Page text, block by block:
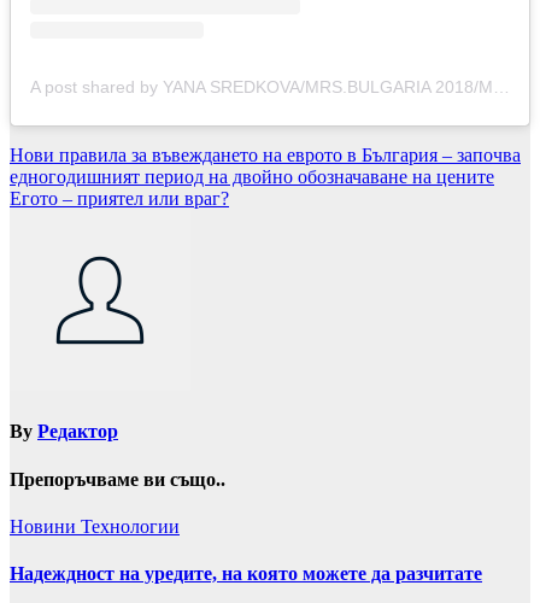
Навигация
Нови правила за въвеждането на еврото в България – започва
едногодишният период на двойно обозначаване на цените
Егото – приятел или враг?
By Редактор
Препоръчваме ви също..
Новини Технологии
Надеждност на уредите, на която можете да разчитате